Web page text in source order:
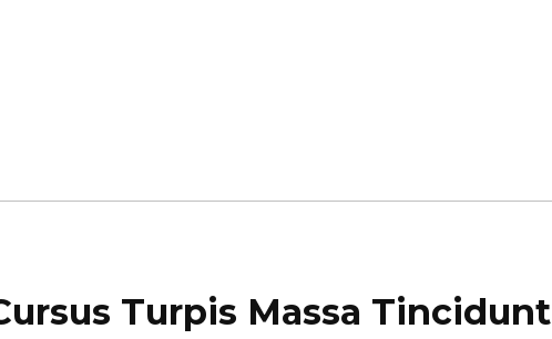
Turpis Massa Tincidunt